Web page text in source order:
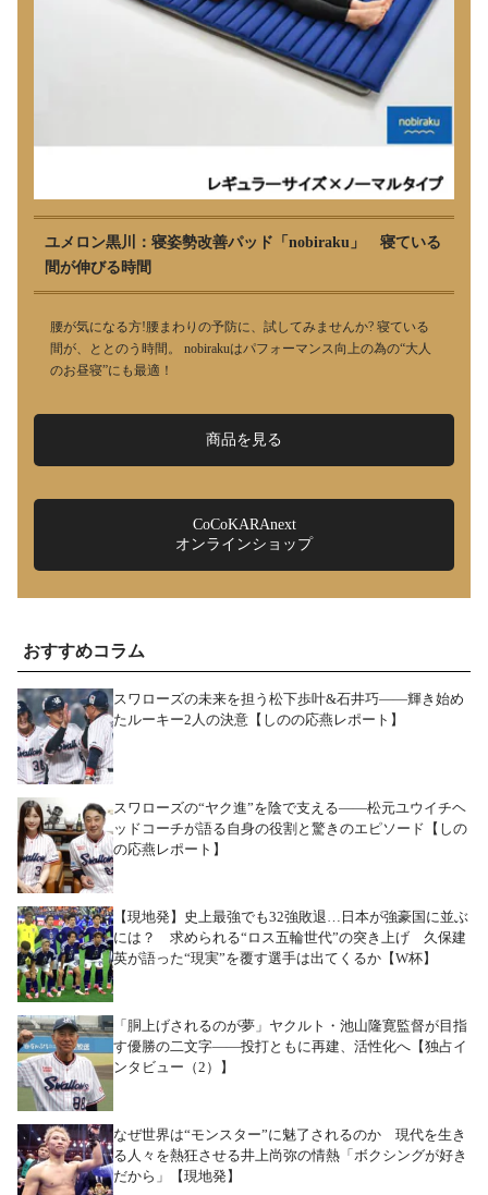
ユメロン黒川：寝姿勢改善パッド「nobiraku」 寝ている
間が伸びる時間
腰が気になる方!腰まわりの予防に、試してみませんか? 寝ている
間が、ととのう時間。 nobirakuはパフォーマンス向上の為の“大人
のお昼寝”にも最適！
商品を見る
CoCoKARAnext
オンラインショップ
おすすめコラム
スワローズの未来を担う松下歩叶&石井巧――輝き始め
たルーキー2人の決意【しのの応燕レポート】
スワローズの“ヤク進”を陰で支える――松元ユウイチヘ
ッドコーチが語る自身の役割と驚きのエピソード【しの
の応燕レポート】
【現地発】史上最強でも32強敗退…日本が強豪国に並ぶ
には？ 求められる“ロス五輪世代”の突き上げ 久保建
英が語った“現実”を覆す選手は出てくるか【W杯】
「胴上げされるのが夢」ヤクルト・池山隆寛監督が目指
す優勝の二文字――投打ともに再建、活性化へ【独占イ
ンタビュー（2）】
なぜ世界は“モンスター”に魅了されるのか 現代を生き
る人々を熱狂させる井上尚弥の情熱「ボクシングが好き
だから」【現地発】